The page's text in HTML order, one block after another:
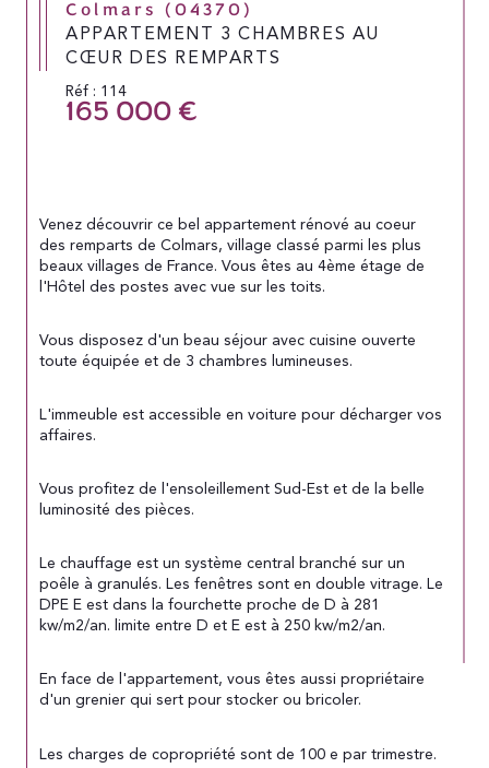
Colmars (04370)
APPARTEMENT 3 CHAMBRES AU
CŒUR DES REMPARTS
Réf : 114
165 000 €
Venez découvrir ce bel appartement rénové au coeur
des remparts de Colmars, village classé parmi les plus
beaux villages de France. Vous êtes au 4ème étage de
l'Hôtel des postes avec vue sur les toits.
Vous disposez d'un beau séjour avec cuisine ouverte
toute équipée et de 3 chambres lumineuses.
L'immeuble est accessible en voiture pour décharger vos
affaires.
Vous profitez de l'ensoleillement Sud-Est et de la belle
luminosité des pièces.
Le chauffage est un système central branché sur un
poêle à granulés. Les fenêtres sont en double vitrage. Le
DPE E est dans la fourchette proche de D à 281
kw/m2/an. limite entre D et E est à 250 kw/m2/an.
En face de l'appartement, vous êtes aussi propriétaire
d'un grenier qui sert pour stocker ou bricoler.
Les charges de copropriété sont de 100 e par trimestre.